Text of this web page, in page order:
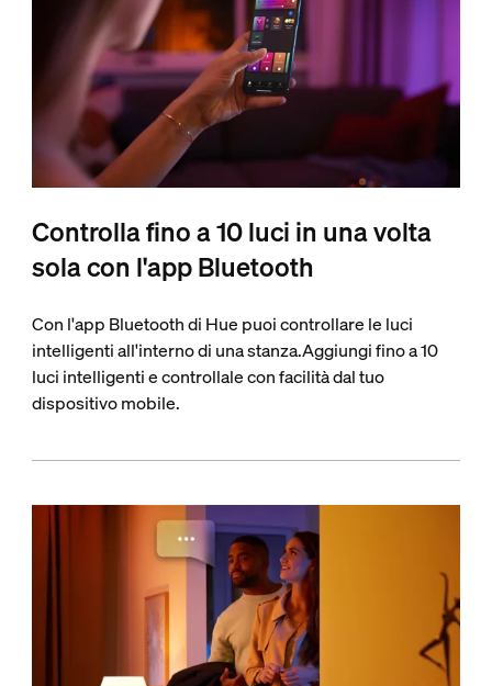
Controlla fino a 10 luci in una volta
sola con l'app Bluetooth
Con l'app Bluetooth di Hue puoi controllare le luci
intelligenti all'interno di una stanza.Aggiungi fino a 10
luci intelligenti e controllale con facilità dal tuo
dispositivo mobile.